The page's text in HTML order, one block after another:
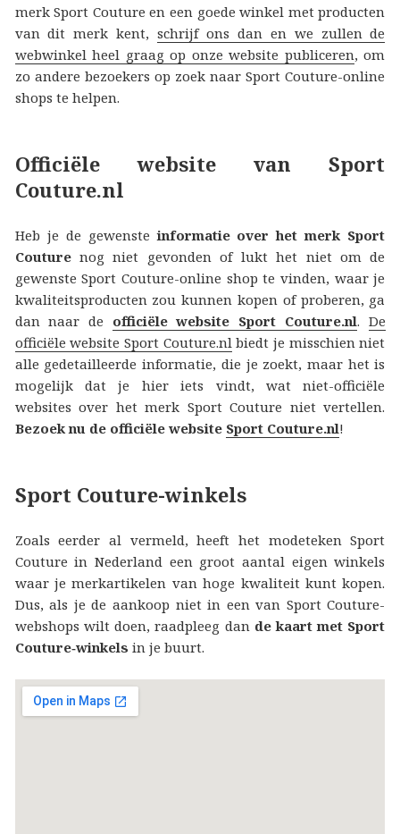
merk Sport Couture en een goede winkel met producten
van dit merk kent,schrijf ons dan en we zullen de
webwinkel heel graag op onze website publiceren, om
zo andere bezoekers op zoek naar Sport Couture-online
shops te helpen.
Officiële website van Sport
Couture.nl
Heb je de gewensteinformatie over het merk Sport
Couturenog niet gevonden of lukt het niet om de
gewenste Sport Couture-online shop te vinden, waar je
kwaliteitsproducten zou kunnen kopen of proberen, ga
dan naar de officiële website Sport Couture.nl. De
officiële website Sport Couture.nl biedt je misschien niet
alle gedetailleerde informatie, die je zoekt, maar het is
mogelijk dat je hier iets vindt, wat niet-officiële
websites over het merk Sport Couture niet vertellen.
Bezoek nu de officiële website Sport Couture.nl!
Sport Couture-winkels
Zoals eerder al vermeld, heeft het modeteken Sport
Couture in Nederland een groot aantal eigen winkels
waar je merkartikelen van hoge kwaliteit kunt kopen.
Dus, als je de aankoop niet in een van Sport Couture-
webshops wilt doen, raadpleeg dan de kaart met Sport
Couture‑winkels in je buurt.